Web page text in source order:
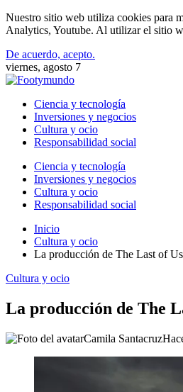
Nuestro sitio web utiliza cookies para
Analytics, Youtube. Al utilizar el sitio
De acuerdo, acepto.
viernes, agosto 7
Ciencia y tecnología
Inversiones y negocios
Cultura y ocio
Responsabilidad social
Ciencia y tecnología
Inversiones y negocios
Cultura y ocio
Responsabilidad social
Inicio
Cultura y ocio
La producción de The Last of
Cultura y ocio
La producción de The
Camila Santacruz